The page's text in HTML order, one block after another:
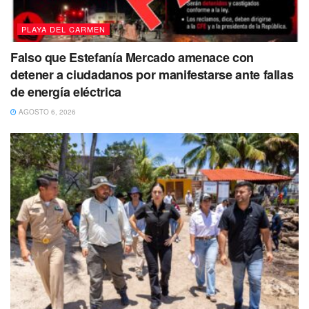
El menor fue reportado como desaparecido el 14 de enero
de 2023. Hasta el momento se presume como persona no
localizada, de tal forma que se ha activado una ficha de
búsqueda en la Fiscalía General del Estado (FGE).
La persona es de complexión delgada, es de tez morena,
PLAYA DEL CARMEN
Falso que Estefanía Mercado amenace con
detener a ciudadanos por manifestarse ante fallas
de energía eléctrica
AGOSTO 6, 2026